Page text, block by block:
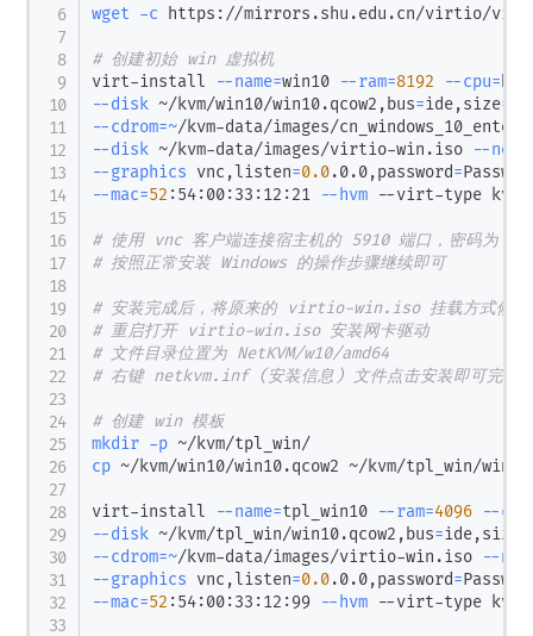
wget -c https://mirrors.shu.edu.cn/virtio/
# 创建初始 win 虚拟机
virt-install
--name=win10 --ram=8192 --cpu=
--disk ~/kvm/win10/win10.qcow2,bus=ide,size=
--cdrom=~/kvm-data/images/
--disk ~/kvm-data/images/virtio-win.iso --
--graphics vnc,listen=0.0.0.0,password=
--mac=52 :54:00:33:12:21 --hvm --virt-type kvm
# 使用 vnc 客户端连接宿主机的 5910 端口，密码为
# 按照正常安装 Windows 的操作步骤继续即可
# 安装完成后，将原来的 virtio-win.iso 挂载方式修改
# 重启打开 virtio-win.iso 安装网卡驱动
# 文件目录位置为 NetKVM/w10/amd64
# 右键 netkvm.inf (安装信息) 文件点击安装即可完成
# 创建 win 模板
mkdir -p
cp ~/kvm/win10/win10.qcow2 ~/kvm/tpl_win/
virt-install --name=tpl_win10 --ram=4096 --cpu
--disk ~/kvm/tpl_win/win10.qcow2,bus=ide,size
--cdrom=~/kvm-data/images/virtio-win.iso --
--graphics vnc,listen=0.0.0.0,password=
--mac=52 :54:00:33:12:99 --hvm --virt-type kvm